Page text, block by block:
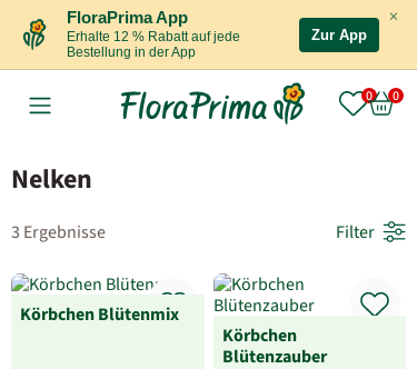
×
FloraPrima App
Erhalte 12 % Rabatt auf jede
Bestellung in der App
Zur App
Nelken
3 Ergebnisse Filter
Körbchen Blütenmix
Körbchen
Blütenzauber